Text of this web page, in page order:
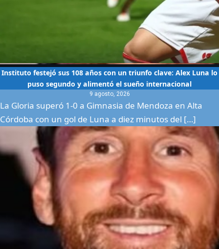
Instituto festejó sus 108 años con un triunfo clave: Alex Luna lo
puso segundo y alimentó el sueño internacional
9 agosto, 2026
La Gloria superó 1-0 a Gimnasia de Mendoza en Alta
Córdoba con un gol de Luna a diez minutos del […]